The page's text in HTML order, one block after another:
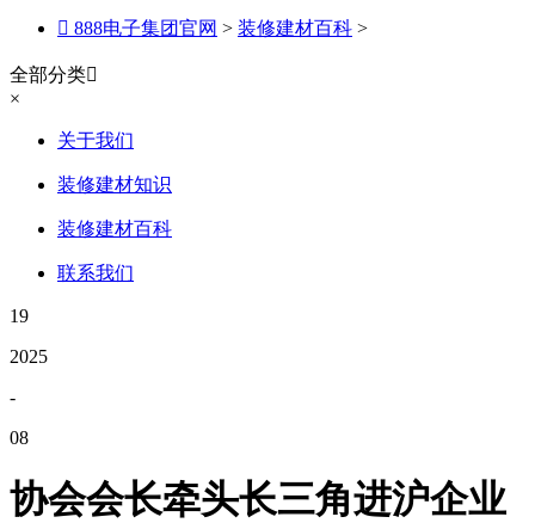
 888电子集团官网 > 装修建材百科 >
全部分类
×
关于我们
装修建材知识
装修建材百科
联系我们
19
2025
-
08
协会会长牵头长三角进沪企业